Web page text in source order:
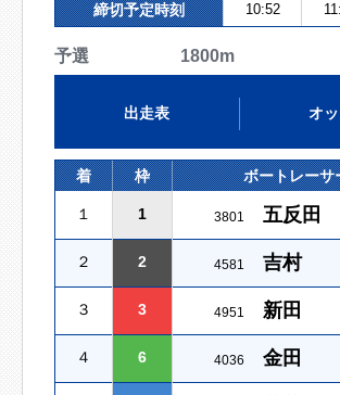
締切予定時刻 10:52
予選 1800m
出走表 オ
着 枠 ボートレーサ
１ 1 3801 五反
２ 2 4581 吉村
３ 3 4951 新田
４ 6 4036 金田